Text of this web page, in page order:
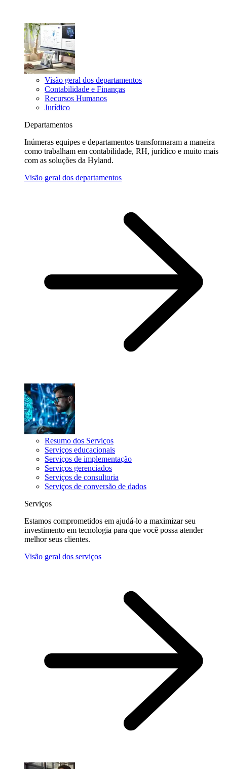
Visão geral dos departamentos
Contabilidade e Finanças
Recursos Humanos
Jurídico
Departamentos
Inúmeras equipes e departamentos transformaram a maneira
como trabalham em contabilidade, RH, jurídico e muito mais
com as soluções da Hyland.
Visão geral dos departamentos
Resumo dos Serviços
Serviços educacionais
Serviços de implementação
Serviços gerenciados
Serviços de consultoria
Serviços de conversão de dados
Serviços
Estamos comprometidos em ajudá-lo a maximizar seu
investimento em tecnologia para que você possa atender
melhor seus clientes.
Visão geral dos serviços